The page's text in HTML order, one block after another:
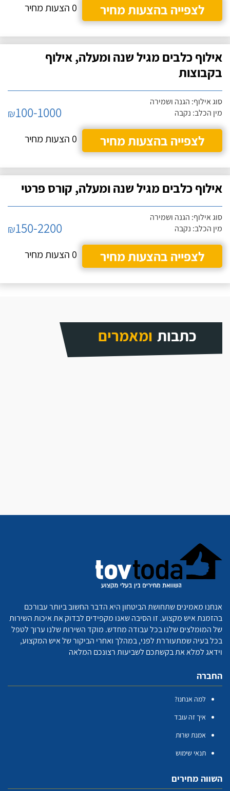
לצפייה בהצעות מחיר
0 הצעות מחיר
אילוף כלבים מגיל שנה ומעלה, אילוף
בקבוצות
סוג אילוף: הגנה ושמירה
מין הכלב: נקבה
₪100-1000
לצפייה בהצעות מחיר
0 הצעות מחיר
אילוף כלבים מגיל שנה ומעלה, קורס פרטי
סוג אילוף: הגנה ושמירה
מין הכלב: נקבה
₪150-2200
לצפייה בהצעות מחיר
0 הצעות מחיר
כתבות ומאמרים
אנחנו מאמינים שתחושת הביטחון היא הדבר החשוב ביותר עבורכם
בהזמנת איש מקצוע. זו הסיבה שאנו מקפידים לבדוק את איכות השירות
של המומלצים שלנו בכל עבודה מחדש. מוקד השירות שלנו ערוך לטפל
בכל בעיה שמתעוררת לפני, במהלך ואחרי הביקור של איש המקצוע,
וידאג למלא את בקשתכם לשביעות רצונכם המלאה
החברה
למה אנחנו?
איך זה עובד
אמנת שרות
תנאי שימוש
השווה מחירים